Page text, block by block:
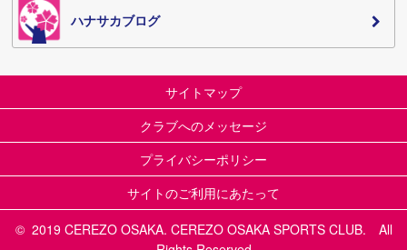
ハナサカブログ
サイトマップ
クラブへのメッセージ
プライバシーポリシー
サイトのご利用にあたって
© 2019 CEREZO OSAKA. CEREZO OSAKA SPORTS CLUB. All